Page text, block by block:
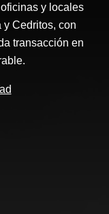
y locales
Cedritos, con
transacción en